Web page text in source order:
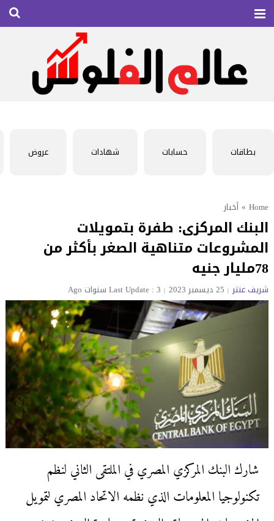
بطاقات حسابات شهادات عروض
Home
» أخبار
البنك المركزى: طفرة بتمويلات
المشروعات متناهية الصغر بأكثر من
78مليار جنيه
شريف عنتر 25 ديسمبر 2023 Last Update : 3 سنوات Ago
شارك البنك المركزي المصري في الملتقى الثاني لنظم
تكنولوجيا المعلومات الذي نظمه الاتحاد المصري لتمويل